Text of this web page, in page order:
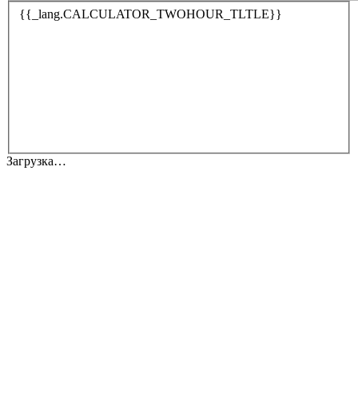
{{_lang.CALCULATOR_TWOHOUR_TLTLE}}
Загрузка…